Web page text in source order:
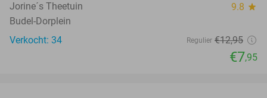
Jorine´s Theetuin 9.8 star
Budel-Dorplein
Verkocht: 34
Regulier €12,95
€7,95